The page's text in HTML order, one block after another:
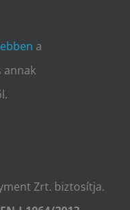
a
annak
Zrt. biztosítja.